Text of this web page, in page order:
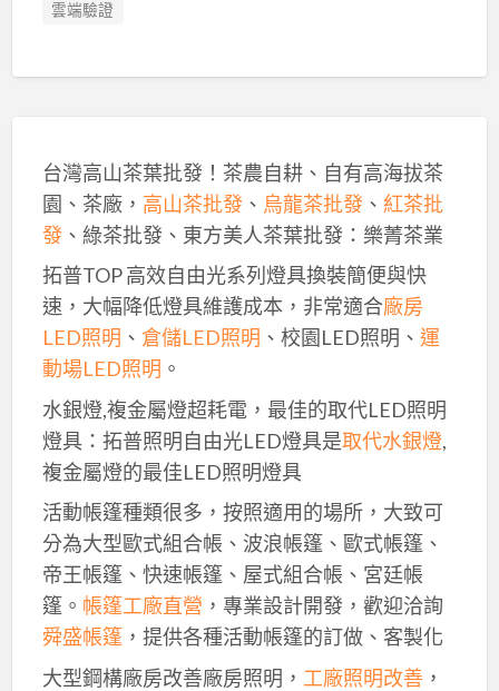
雲端驗證
台灣高山茶葉批發！茶農自耕、自有高海拔茶
園、茶廠， 高山茶批發、 烏龍茶批發、 紅茶批
發、綠茶批發、東方美人茶葉批發：樂菁茶業
拓普TOP 高效自由光系列燈具換裝簡便與快
速，大幅降低燈具維護成本，非常適合廠房
LED照明 、 倉儲LED照明 、校園LED照明、 運
動場LED照明 。
水銀燈,複金屬燈超耗電，最佳的取代LED照明
燈具：拓普照明自由光LED燈具是取代水銀燈,
複金屬燈的最佳LED照明燈具
活動帳篷種類很多，按照適用的場所，大致可
分為大型歐式組合帳、波浪帳篷、歐式帳篷、
帝王帳篷、快速帳篷、屋式組合帳、宮廷帳
篷。 帳篷工廠直營 ，專業設計開發，歡迎洽詢
舜盛帳篷，提供各種活動帳篷的訂做、客製化
大型鋼構廠房改善廠房照明， 工廠照明改善，